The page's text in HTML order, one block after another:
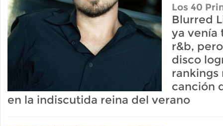
Los 40
Blurred
ya venía
r&b,
disco
rankings
canción
en la indiscutida reina del verano